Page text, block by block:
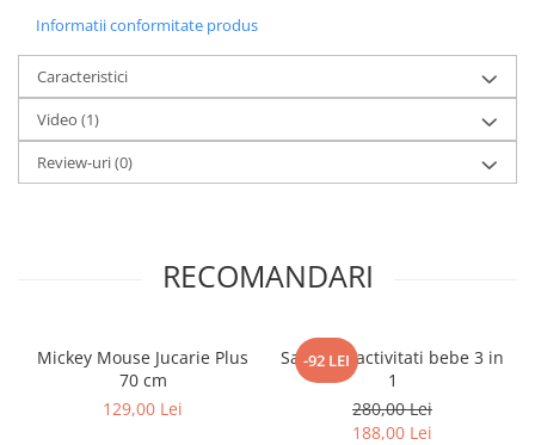
Informatii conformitate produs
Caracteristici
Video (1)
Review-uri(0)
RECOMANDARI
Mickey Mouse Jucarie Plus
70 cm
129,00 Lei
-92 LEI
Salteluta activitati bebe 3 in
1
280,00 Lei
188,00 Lei